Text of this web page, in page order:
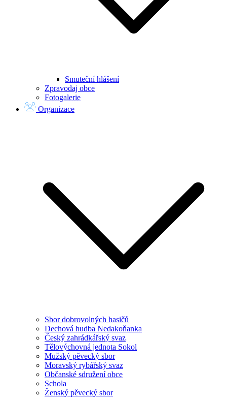
Smuteční hlášení
Zpravodaj obce
Fotogalerie
Organizace
Sbor dobrovolných hasičů
Dechová hudba Nedakoňanka
Český zahrádkářský svaz
Tělovýchovná jednota Sokol
Mužský pěvecký sbor
Moravský rybářský svaz
Občanské sdružení obce
Schola
Ženský pěvecký sbor